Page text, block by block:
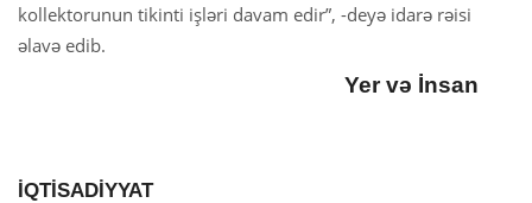
kollektorunun tikinti işləri davam edir”, -deyə idarə rəisi
əlavə edib.
Yer və İnsan
İQTİSADİYYAT